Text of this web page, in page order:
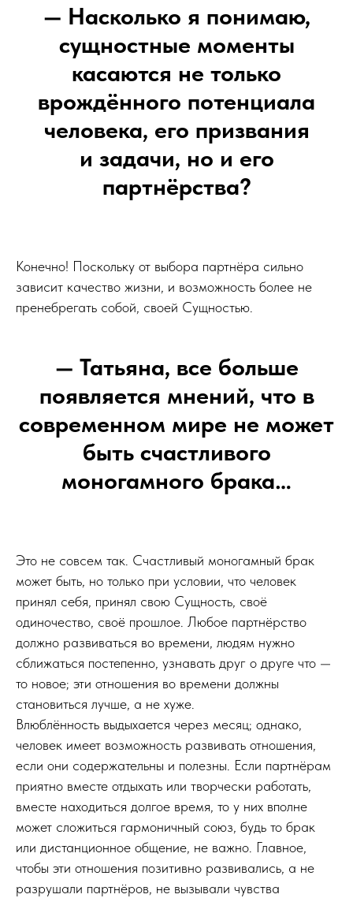
— Насколько я понимаю,
сущностные моменты
касаются не только
врождённого потенциала
человека, его призвания
и задачи, но и его
партнёрства?
Конечно! Поскольку от выбора партнёра сильно
зависит качество жизни, и возможность более не
пренебрегать собой, своей Сущностью.
— Татьяна, все больше
появляется мнений, что в
современном мире не может
быть счастливого
моногамного брака…
Это не совсем так. Счастливый моногамный брак
может быть, но только при условии, что человек
принял себя, принял свою Сущность, своё
одиночество, своё прошлое. Любое партнёрство
должно развиваться во времени, людям нужно
сближаться постепенно, узнавать друг о друге что —
то новое; эти отношения во времени должны
становиться лучше, а не хуже.
Влюблённость выдыхается через месяц; однако,
человек имеет возможность развивать отношения,
если они содержательны и полезны. Если партнёрам
приятно вместе отдыхать или творчески работать,
вместе находиться долгое время, то у них вполне
может сложиться гармоничный союз, будь то брак
или дистанционное общение, не важно. Главное,
чтобы эти отношения позитивно развивались, а не
разрушали партнёров, не вызывали чувства